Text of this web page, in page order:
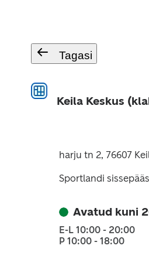
Tagasi
Keila Keskus
harju tn 2, 76607
Sportlandi
Avatud kuni
E-L 10:00 - 20:00
P 10:00 - 18:00